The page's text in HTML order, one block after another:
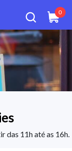
0
das 11h até as 16h.